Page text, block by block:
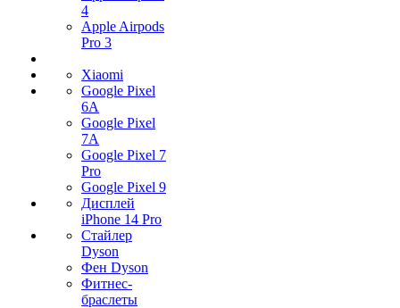
4
Apple Airpods
Pro 3
Xiaomi
Google Pixel
6A
Google Pixel
7А
Google Pixel 7
Pro
Google Pixel 9
Дисплей
iPhone 14 Pro
Стайлер
Dyson
Фен Dyson
Фитнес-
браслеты